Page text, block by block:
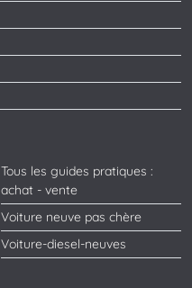
Tous les guides pratiques :
achat - vente
Voiture neuve pas chère
Voiture-diesel-neuves